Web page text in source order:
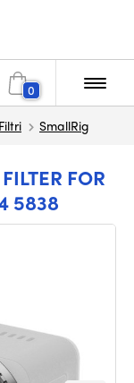
0
Filtri SmallRig
FOR
5838